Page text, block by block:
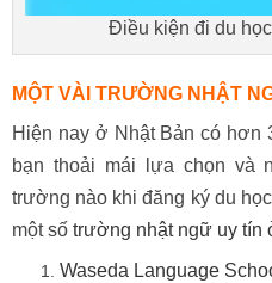
Điều kiện đi du
MỘT VÀI TRƯỜNG NHẬT
Hiện nay ở Nhật Bản có hơn
bạn thoải mái lựa chọn và
trường nào khi đăng ký du
một số trường nhật ngữ uy tín
Waseda Language